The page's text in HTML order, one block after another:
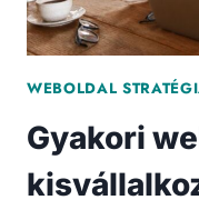
WEBOLDAL
Gyakori